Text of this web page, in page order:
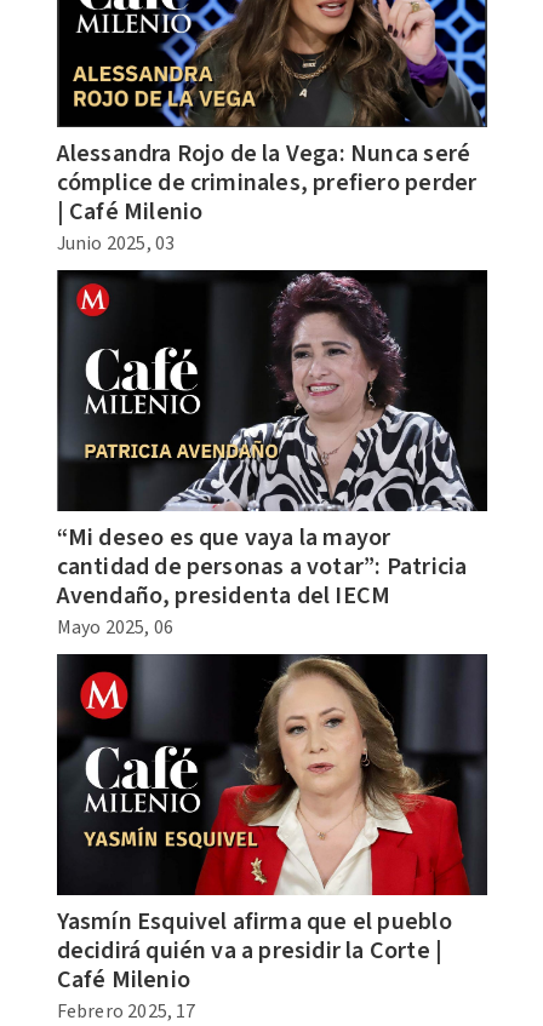
Alessandra Rojo de la Vega: Nunca seré
cómplice de criminales, prefiero perder
| Café Milenio
Junio 2025, 03
“Mi deseo es que vaya la mayor
cantidad de personas a votar”: Patricia
Avendaño, presidenta del IECM
Mayo 2025, 06
Yasmín Esquivel afirma que el pueblo
decidirá quién va a presidir la Corte |
Café Milenio
Febrero 2025, 17